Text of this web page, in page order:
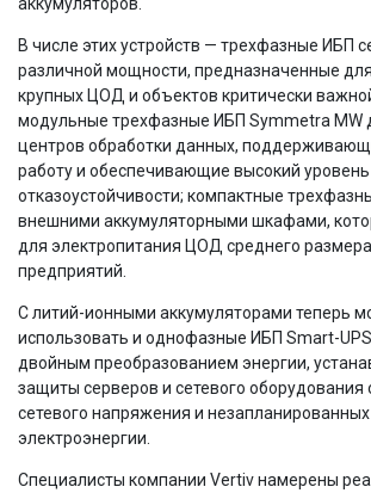
В числе этих устройств — трехфазные ИБП
различной мощности, предназначенные
крупных ЦОД и объектов критически
модульные трехфазные ИБП Symmetra MW
центров обработки данных,
работу и обеспечивающие высокий уровень
отказоустойчивости; компактные
внешними аккумуляторными шкафами,
для электропитания ЦОД среднего
предприятий.
С литий-ионными аккумуляторами теперь
использовать и однофазные ИБП Smart-
двойным преобразованием энергии,
защиты серверов и сетевого оборудования
сетевого напряжения и
электроэнергии.
Специалисты компании Vertiv намерены